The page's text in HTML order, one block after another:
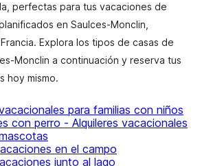
perfectas para tus vacaciones de
en Saulces-Monclin,
Explora los tipos de casas de
Monclin a continuación y reserva tus
hoy mismo.
para familias con niños
con perro - Alquileres vacacionales
en el campo
junto al lago